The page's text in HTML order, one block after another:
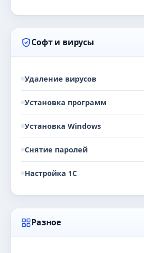
Софт и вирусы
Удаление вирусов
Установка программ
Установка Windows
Снятие паролей
Настройка 1С
Разное